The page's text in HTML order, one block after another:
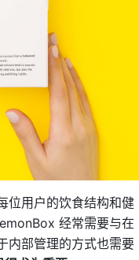
位用户的饮食结构和健
经常需要与在
内部管理的方式也需要